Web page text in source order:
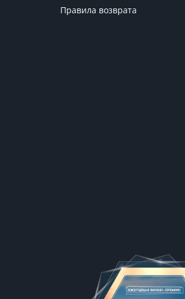
Правила возврата